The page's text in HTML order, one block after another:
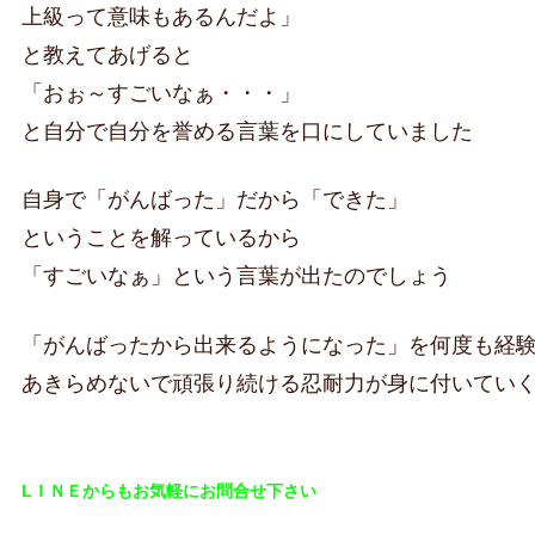
上級って意味もあるんだよ」
と教えてあげると
「おぉ～すごいなぁ・・・」
と自分で自分を誉める言葉を口にしていました
自身で「がんばった」だから「できた」
ということを解っているから
「すごいなぁ」という言葉が出たのでしょう
「がんばったから出来るようになった」を何度も経
あきらめないで頑張り続ける忍耐力が身に付いてい
LＩＮＥからもお気軽にお問合せ下さい